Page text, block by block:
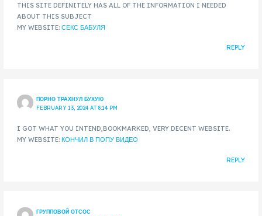
THIS SITE DEFINITELY HAS ALL OF THE INFORMATION I NEEDED
ABOUT THIS SUBJECT
MY WEBSITE:СЕКС БАБУЛЯ
REPLY
ПОРНО ТРАХНУЛ БУХУЮ
FEBRUARY 13, 2024 AT 8:14 PM
I GOT WHAT YOU INTEND,BOOKMARKED, VERY DECENT WEBSITE.
MY WEBSITE:КОНЧИЛ В ПОПУ ВИДЕО
REPLY
ГРУППОВОЙ ОТСОС